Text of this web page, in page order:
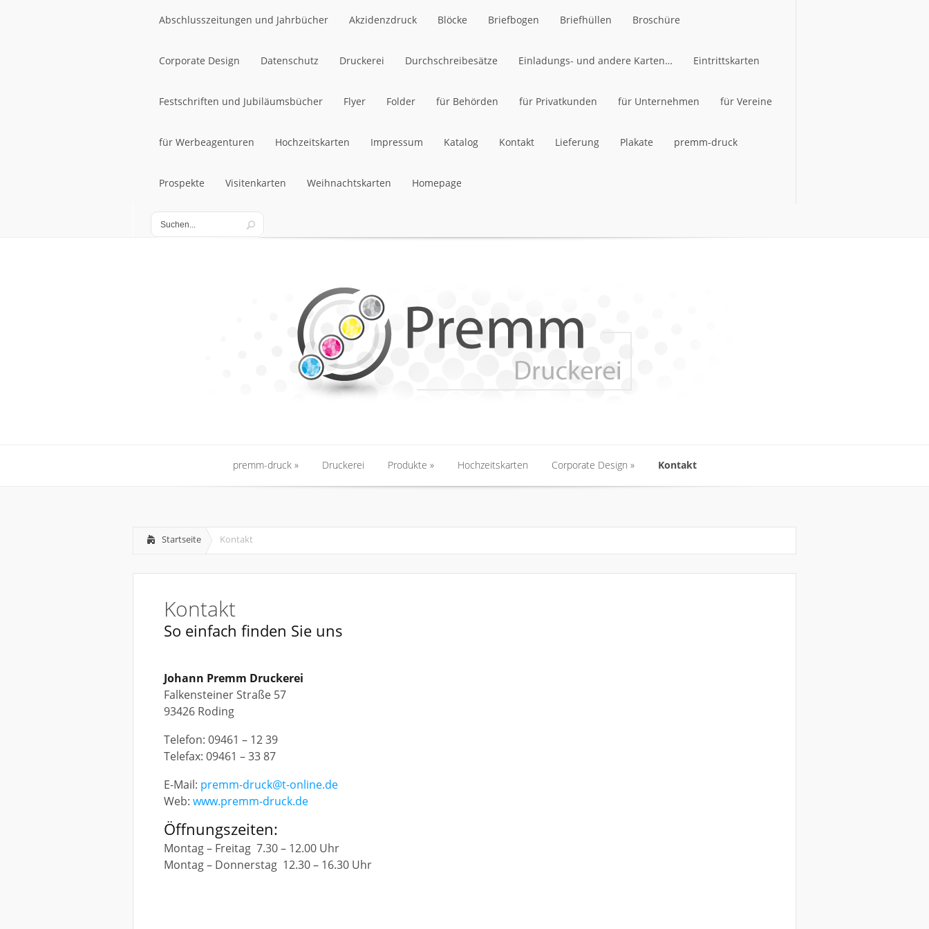
Abschlusszeitungen und Jahrbücher
Abschlusszeitungen und Jahrbücher
Akzidenzdruck
Akzidenzdruck
Blöcke
Blöcke
Briefbogen
Briefbogen
Briefhüllen
Briefhüllen
Broschüre
Broschüre
Corporate Design
Corporate Design
Datenschutz
Datenschutz
Druckerei
Druckerei
Durchschreibesätze
Durchschreibesätze
Einladungs- und andere Karten…
Einladungs- und andere Karten…
Eintrittskarten
Eintrittskarten
Festschriften und Jubiläumsbücher
Festschriften und Jubiläumsbücher
Flyer
Flyer
Folder
Folder
für Behörden
für Behörden
für Privatkunden
für Privatkunden
für Unternehmen
für Unternehmen
für Vereine
für Vereine
für Werbeagenturen
für Werbeagenturen
Hochzeitskarten
Hochzeitskarten
Impressum
Impressum
Katalog
Katalog
Kontakt Lieferung Plakate premm-druck
Prospekte
Prospekte
Visitenkarten
Visitenkarten
Weihnachtskarten Homepage
premm-druck Druckerei Produkte Hochzeitskarten Corporate Design Kontakt
Startseite Kontakt
Kontakt
So einfach finden Sie uns
Johann Premm Druckerei
Falkensteiner Straße 57
93426 Roding
Telefon: 09461 – 12 39
Telefax: 09461 – 33 87
E-Mail: premm-druck@t-online.de
Web: www.premm-druck.de
Öffnungszeiten:
Montag – Freitag 7.30 – 12.00 Uhr
Montag – Donnerstag 12.30 – 16.30 Uhr